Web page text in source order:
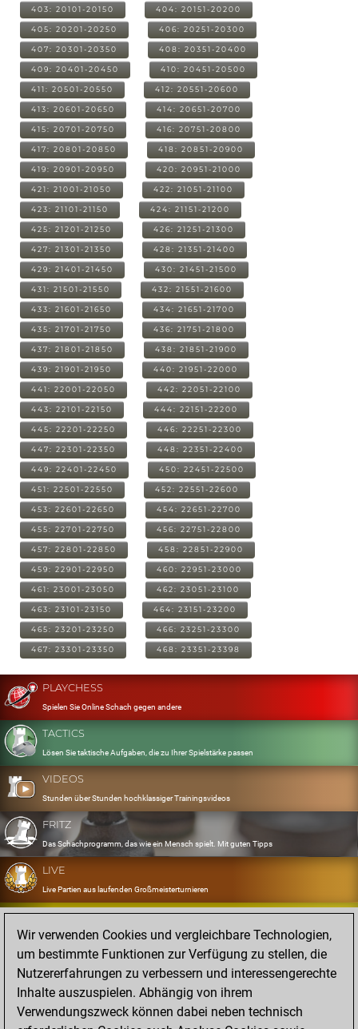
403: 20101-20150 404: 20151-20200
405: 20201-20250 406: 20251-20300
407: 20301-20350 408: 20351-20400
409: 20401-20450 410: 20451-20500
411: 20501-20550 412: 20551-20600
413: 20601-20650 414: 20651-20700
415: 20701-20750 416: 20751-20800
417: 20801-20850 418: 20851-20900
419: 20901-20950 420: 20951-21000
421: 21001-21050 422: 21051-21100
423: 21101-21150 424: 21151-21200
425: 21201-21250 426: 21251-21300
427: 21301-21350 428: 21351-21400
429: 21401-21450 430: 21451-21500
431: 21501-21550 432: 21551-21600
433: 21601-21650 434: 21651-21700
435: 21701-21750 436: 21751-21800
437: 21801-21850 438: 21851-21900
439: 21901-21950 440: 21951-22000
441: 22001-22050 442: 22051-22100
443: 22101-22150 444: 22151-22200
445: 22201-22250 446: 22251-22300
447: 22301-22350 448: 22351-22400
449: 22401-22450 450: 22451-22500
451: 22501-22550 452: 22551-22600
453: 22601-22650 454: 22651-22700
455: 22701-22750 456: 22751-22800
457: 22801-22850 458: 22851-22900
459: 22901-22950 460: 22951-23000
461: 23001-23050 462: 23051-23100
463: 23101-23150 464: 23151-23200
465: 23201-23250 466: 23251-23300
467: 23301-23350 468: 23351-23398
PLAYCHESS
Spielen Sie Online Schach gegen andere
TACTICS
Lösen Sie taktische Aufgaben, die zu Ihrer Spielstärke passen
VIDEOS
Stunden über Stunden hochklassiger Trainingsvideos
FRITZ
Das Schachprogramm, das wie ein Mensch spielt. Mit guten Tipps
LIVE
Live Partien aus laufenden Großmeisterturnieren
OPENINGS
Erfassen und Üben Sie Ihr Eröffnungsrepertoire
DATABASE
Acht Millionen starke Partien
MYGAMES
Speichern und analysieren Sie eigene Partien in der Cloud
Wir verwenden Cookies und vergleichbare Technologien,
um bestimmte Funktionen zur Verfügung zu stellen, die
Nutzererfahrungen zu verbessern und interessengerechte
Inhalte auszuspielen. Abhängig von ihrem
Verwendungszweck können dabei neben technisch